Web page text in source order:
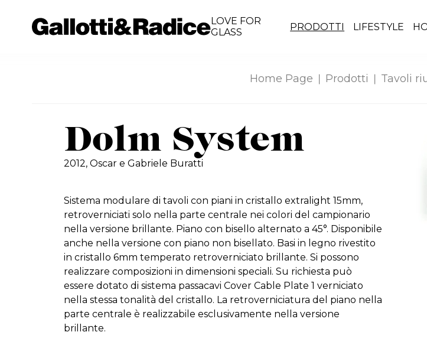
LOVE FOR
GLASS
PRODOTTI LIFESTYLE
Home Page Prodotti Tavoli
Dolm System
2012, Oscar e Gabriele Buratti
Sistema modulare di tavoli con piani in cristallo extralight 15mm,
retroverniciati solo nella parte centrale nei colori del campionario
nella versione brillante. Piano con bisello alternato a 45°. Disponibile
anche nella versione con piano non bisellato. Basi in legno rivestito
in cristallo 6mm temperato retroverniciato brillante. Si possono
realizzare composizioni in dimensioni speciali. Su richiesta può
essere dotato di sistema passacavi Cover Cable Plate 1 verniciato
nella stessa tonalità del cristallo. La retroverniciatura del piano nella
parte centrale è realizzabile esclusivamente nella versione
brillante.